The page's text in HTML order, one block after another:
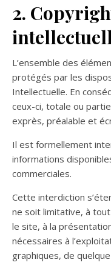
2.
L’ensemble des
protégés par les
Intellectuelle. En
ceux-ci, totale ou
exprès, préalable et
Il est formellement
informations
commerciales.
Cette interdiction
ne soit limitative, à
le site, à la
nécessaires à
graphiques, de